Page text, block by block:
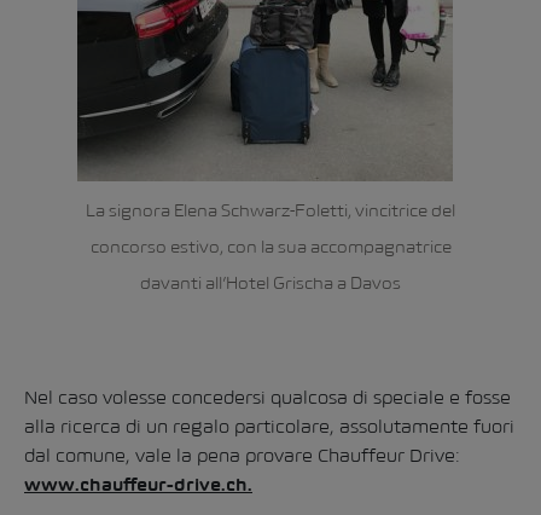
La signora Elena Schwarz-Foletti, vincitrice del
concorso estivo, con la sua accompagnatrice
davanti all’Hotel Grischa a Davos
Nel caso volesse concedersi qualcosa di speciale e fosse
alla ricerca di un regalo particolare, assolutamente fuori
dal comune, vale la pena provare Chauffeur Drive:
www.chauffeur-drive.ch.